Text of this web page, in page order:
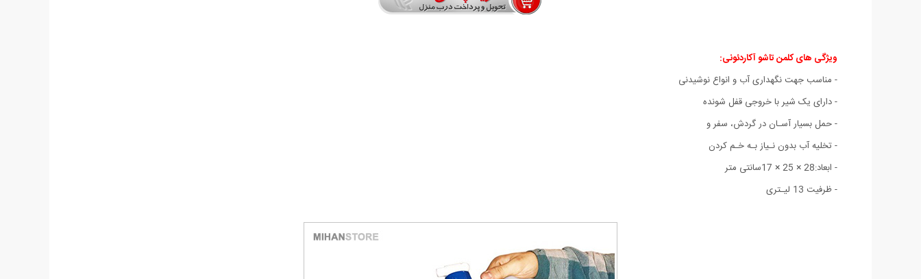
ویژگی های کلمن تاشو آکاردئونی:
- مناسب جهت نگهداری آب و انواع نوشیدنی
- دارای یک شیر با خروجی قفل شونده
- حمل بسیار آسـان در گردش، سفر و
- تخلیه آب بدون نـیاز بـه خـم کردن
- ابعاد:28 × 25 × 17سانتی متر
- ظرفیت 13 لیـتری